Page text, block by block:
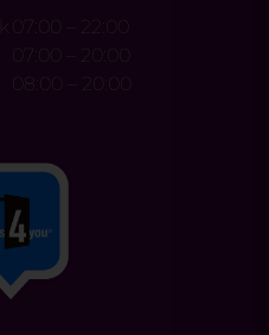
07:00 – 22:00
07:00 – 20:00
08:00 – 20:00